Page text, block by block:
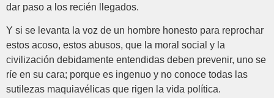
dar paso a los recién llegados.
Y si se levanta la voz de un hombre honesto para reprochar
estos acoso, estos abusos, que la moral social y la
civilización debidamente entendidas deben prevenir, uno se
ríe en su cara; porque es ingenuo y no conoce todas las
sutilezas maquiavélicas que rigen la vida política.